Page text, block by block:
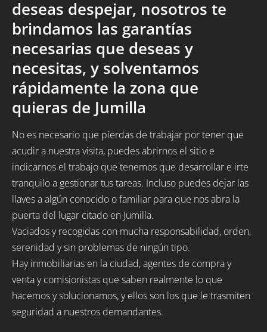
deseas despejar, nosotros te
brindamos las garantías
necesarias que deseas y
necesitas, y solventamos
rápidamente la zona que
quieras de Jumilla
No es necesario que pierdas de trabajar por tener que
acudir a nuestra visita, puedes abrirnos el sitio e
indicarnos el trabajo que tenemos que desarrollar e irte
tranquilo a gestionar tus tareas. Incluso puedes dejar las
llaves a algún conocido o familiar para que nos abra la
puerta del lugar citado en Jumilla.
Vaciados y recogidas con mucha responsabilidad, orden,
serenidad y sin problemas de ningún tipo.
Hay inmobiliarias en la ciudad, agentes de compra y
venta y comisionistas que saben realmente lo que
hacemos y solucionamos, y ellos son los que le trasmiten
seguridad a nuestros demandantes.